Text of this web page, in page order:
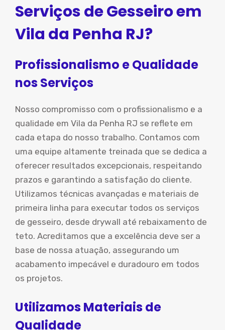
Serviços de Gesseiro em
Vila da Penha RJ?
Profissionalismo e Qualidade
nos Serviços
Nosso compromisso com o profissionalismo e a
qualidade em Vila da Penha RJ se reflete em
cada etapa do nosso trabalho. Contamos com
uma equipe altamente treinada que se dedica a
oferecer resultados excepcionais, respeitando
prazos e garantindo a satisfação do cliente.
Utilizamos técnicas avançadas e materiais de
primeira linha para executar todos os serviços
de gesseiro, desde drywall até rebaixamento de
teto. Acreditamos que a excelência deve ser a
base de nossa atuação, assegurando um
acabamento impecável e duradouro em todos
os projetos.
Utilizamos Materiais de
Qualidade